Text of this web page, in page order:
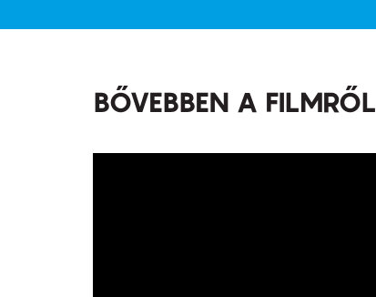
BŐVEBBEN A FILMRŐL